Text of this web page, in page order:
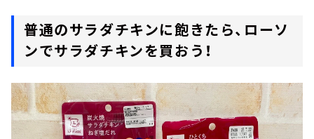
普通のサラダチキンに飽きたら、ローソ
ンでサラダチキンを買おう！